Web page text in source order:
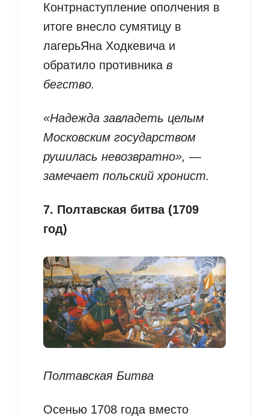
Контрнаступление ополчения в
итоге внесло сумятицу в
лагерьЯна Ходкевича и
обратило противника в
бегство.
«Надежда завладеть целым
Московским государством
рушилась невозвратно», —
замечает польский хронист.
7. Полтавская битва (1709
год)
Полтавская Битва
Осенью 1708 года вместо